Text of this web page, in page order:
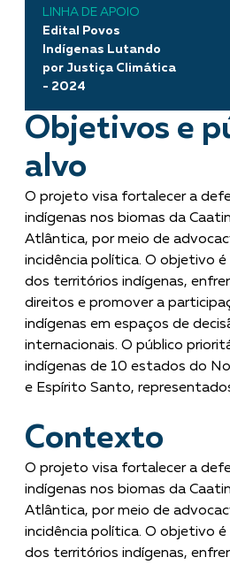
LINHA DE APOIO
Edital Povos
Indígenas Lutando
por Justiça Climática
- 2024
Objetivos e
alvo
O projeto visa fortalecer a
indígenas nos biomas da
Atlântica, por meio de
incidência política. O objetivo
dos territórios indígenas,
direitos e promover a
indígenas em espaços de
internacionais. O público
indígenas de 10 estados do
e Espírito Santo,
Contexto
O projeto visa fortalecer a
indígenas nos biomas da
Atlântica, por meio de
incidência política. O objetivo
dos territórios indígenas,